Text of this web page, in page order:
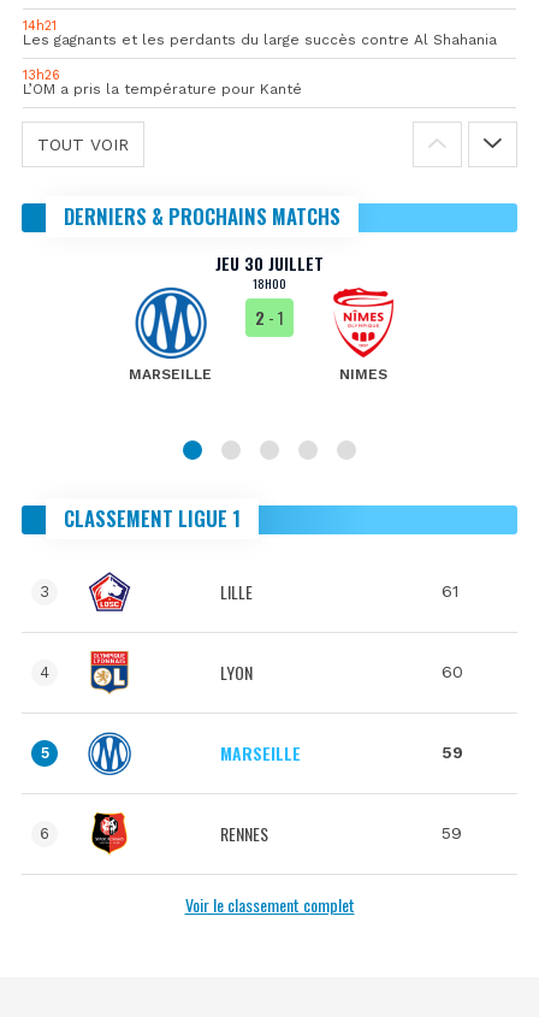
14h21
Les gagnants et les perdants du large succès contre Al Shahania
13h26
L’OM a pris la température pour Kanté
TOUT VOIR
DERNIERS & PROCHAINS MATCHS
JEU 30 JUILLET
18H00
MARSEILLE
2 - 1
NIMES
CLASSEMENT LIGUE 1
3 LILLE 61
4 LYON 60
5 MARSEILLE 59
6 RENNES 59
Voir le classement complet